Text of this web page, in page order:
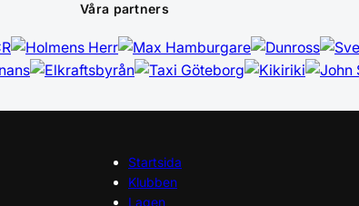
Våra partners
Startsida
Klubben
Lagen